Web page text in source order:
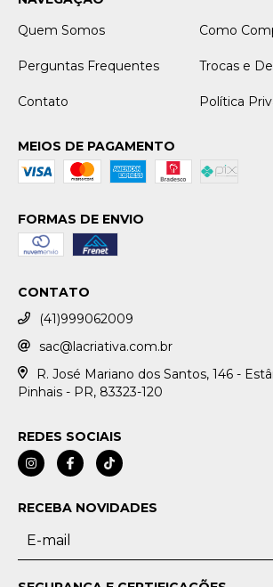
Quem Somos
Como
Perguntas Frequentes Trocas e
Contato Política
MEIOS DE PAGAMENTO
FORMAS DE ENVIO
CONTATO
(41)999062009
sac@lacriativa.com.br
R. José Mariano dos Santos, 146 -
Pinhais - PR, 83323-120
REDES SOCIAIS
RECEBA NOVIDADES